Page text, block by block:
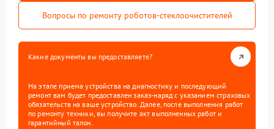
Вопросы по ремонту роботов-стеклоочистителей
Какие документы вы предоставляете?
На этапе приема устройства на диагностику и последующий
ремонт вам будет предоставлен заказ-наряд с указанием страховых
обязательств на ваше устройство. Далее, после выполнения работ
по ремонту техники, вы получите акт выполненных работ и
гарантийный талон.